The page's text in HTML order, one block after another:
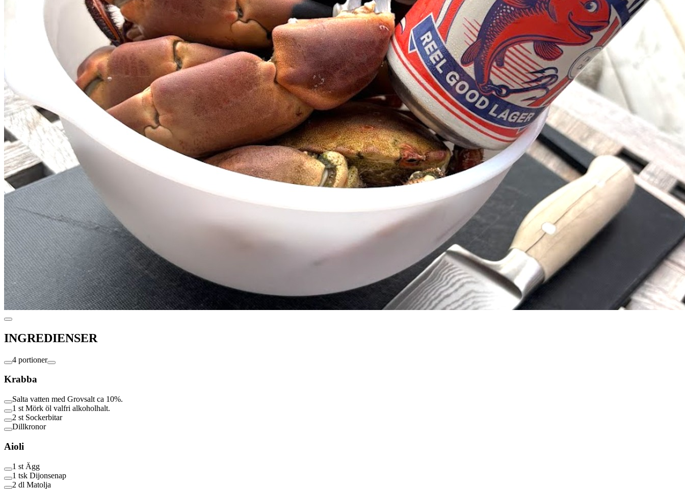
INGREDIENSER
4 portioner
Krabba
Salta vatten med Grovsalt ca 10%.
1 st Mörk öl valfri alkoholhalt.
2 st Sockerbitar
Dillkronor
Aioli
1 st Ägg
1 tsk Dijonsenap
2 dl Matolja